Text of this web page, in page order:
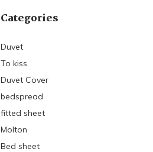
Categories
Duvet
To kiss
Duvet Cover
bedspread
fitted sheet
Molton
Bed sheet